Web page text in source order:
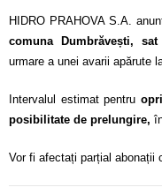
HIDRO PRAHOVA S.A.
comuna Dumbrăvești,
urmare a unei avarii apărute
Intervalul estimat pentru
posibilitate de prelungire,
Vor fi afectați parțial abonații